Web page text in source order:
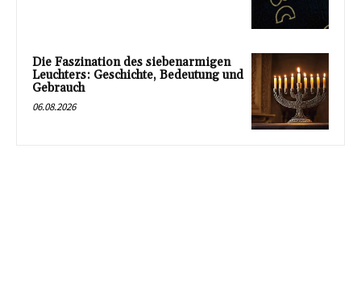
Die Faszination des siebenarmigen
Leuchters: Geschichte, Bedeutung und
Gebrauch
06.08.2026